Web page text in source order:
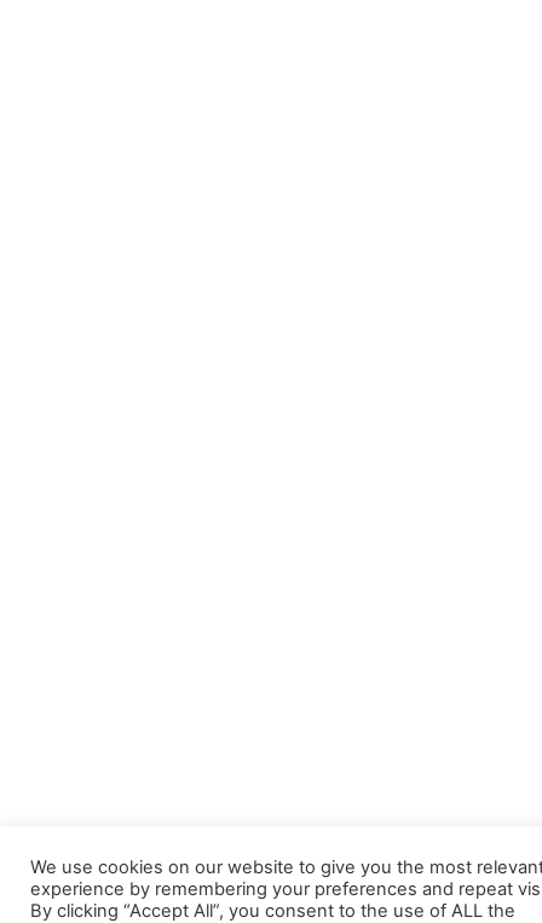
We use cookies on our website to give you the most
experience by remembering your preferences and repeat
By clicking “Accept All”, you consent to the use of ALL the